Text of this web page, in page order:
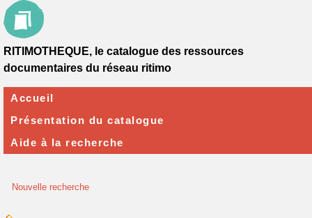
Nouvelle recherche
RITIMOTHEQUE, le catalogue des ressources
documentaires du réseau ritimo
Accueil
Présentation du catalogue
Aide à la recherche